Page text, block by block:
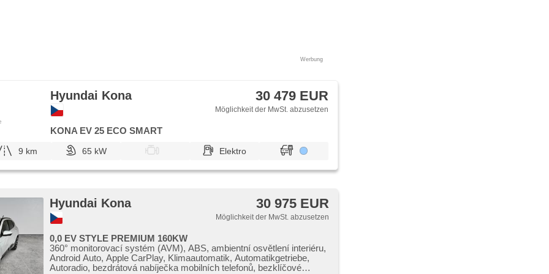
Werbung
Hyundai Kona 30 479 EUR
Möglichkeit der MwSt. abzusetzen
KONA EV 25 ECO SMART
9 km 65 kW Elektro
Hyundai Kona 30 975 EUR
Möglichkeit der MwSt. abzusetzen
0,0 EV STYLE PREMIUM 160KW
360° monitorovací systém (AVM), ABS, ambientní osvětlení interiéru,
Android Auto, Apple CarPlay, Klimaautomatik, Automatikgetriebe,
Autoradio, bezdrátová nabíječka mobilních telefonů, bezklíčové